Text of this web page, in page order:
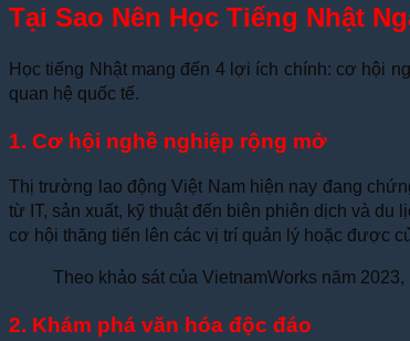
Tại Sao Nên Học Tiếng Nhật
Học tiếng Nhật mang đến 4 lợi ích chính: cơ hội
quan hệ quốc tế.
1. Cơ hội nghề nghiệp rộng mở
Thị trường lao động Việt Nam hiện nay đang
từ IT, sản xuất, kỹ thuật đến biên phiên dịch và
cơ hội thăng tiến lên các vị trí quản lý hoặc được
Theo khảo sát của VietnamWorks năm
2. Khám phá văn hóa độc đáo